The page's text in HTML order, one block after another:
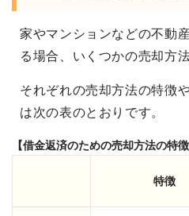
家やマンションなどの不動
る場合、いくつかの売却方
それぞれの売却方法の特徴
は次の表のとおりです。
【借金返済のための売却方法の特徴
特徴